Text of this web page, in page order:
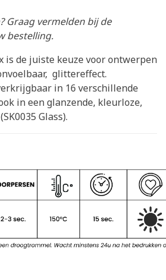
Graag vermelden bij de
bestelling.
is de juiste keuze voor ontwerpen
glittereffect.
in 16 verschillende
in een glanzende, kleurloze,
Glass).